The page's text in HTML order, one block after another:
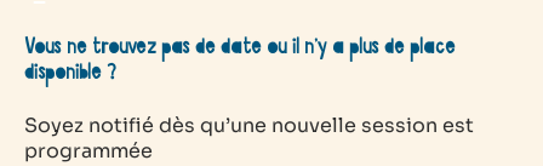
Vous ne trouvez pas de date ou il n’y a plus de place
disponible ?
Soyez notifié dès qu’une nouvelle session est
programmée